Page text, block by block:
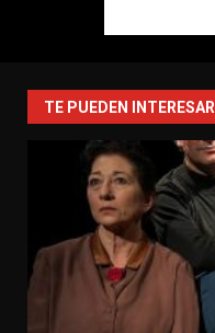
TE PUEDEN INTERESAR